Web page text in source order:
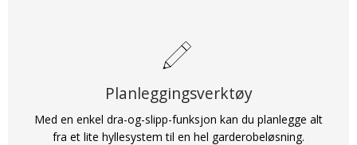
Planleggingsverktøy
Med en enkel dra-og-slipp-funksjon kan du planlegge alt
fra et lite hyllesystem til en hel garderobeløsning.